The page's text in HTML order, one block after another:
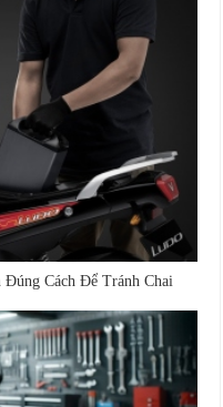
Đúng Cách Để Tránh Chai